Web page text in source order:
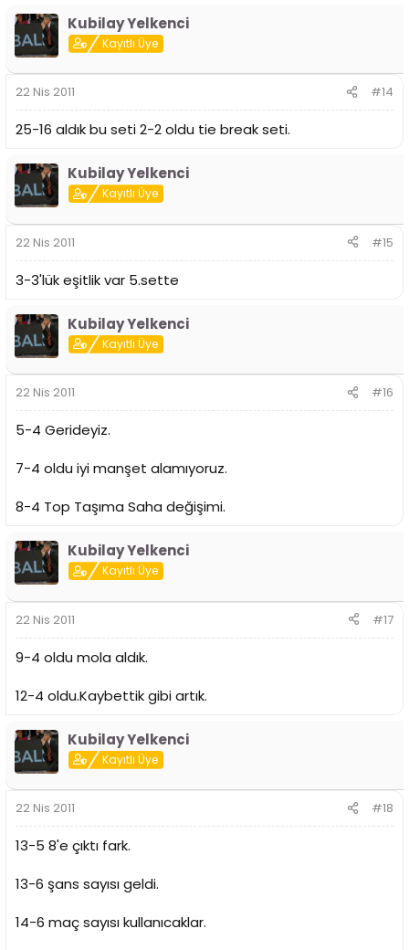
Kubilay Yelkenci
Kayıtlı Üye
22 Nis 2011 #14
25-16 aldık bu seti 2-2 oldu tie break seti.
Kubilay Yelkenci
Kayıtlı Üye
22 Nis 2011 #15
3-3'lük eşitlik var 5.sette
Kubilay Yelkenci
Kayıtlı Üye
22 Nis 2011 #16
5-4 Gerideyiz.
7-4 oldu iyi manşet alamıyoruz.
8-4 Top Taşıma Saha değişimi.
Kubilay Yelkenci
Kayıtlı Üye
22 Nis 2011 #17
9-4 oldu mola aldık.
12-4 oldu.Kaybettik gibi artık.
Kubilay Yelkenci
Kayıtlı Üye
22 Nis 2011 #18
13-5 8'e çıktı fark.
13-6 şans sayısı geldi.
14-6 maç sayısı kullanıcaklar.